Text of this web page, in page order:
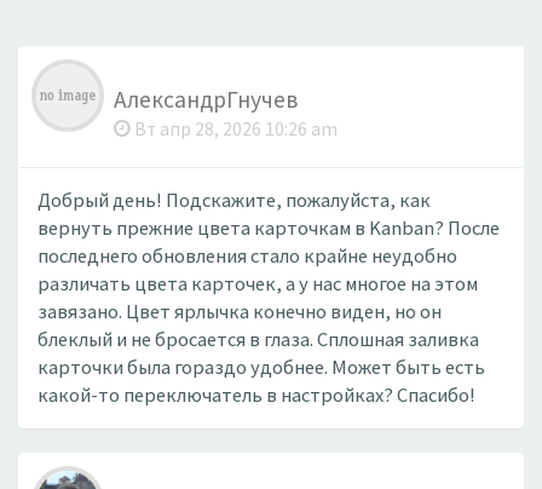
АлександрГнучев
Вт апр 28, 2026 10:26 am
Добрый день! Подскажите, пожалуйста, как
вернуть прежние цвета карточкам в Kanban? После
последнего обновления стало крайне неудобно
различать цвета карточек, а у нас многое на этом
завязано. Цвет ярлычка конечно виден, но он
блеклый и не бросается в глаза. Сплошная заливка
карточки была гораздо удобнее. Может быть есть
какой-то переключатель в настройках? Спасибо!